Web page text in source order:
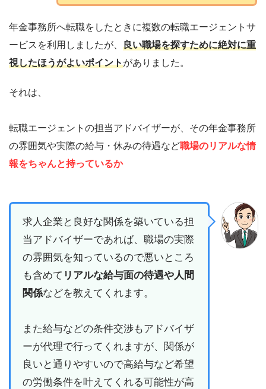
年金事務所へ転職をしたときに複数の転職エージェントサ
ービスを利用しましたが、 良い職場を探すために絶対に重
視したほうがよいポイントがありました。
それは、
転職エージェントの担当アドバイザーが、その年金事務所
の雰囲気や実際の給与・休みの待遇など職場のリアルな情
報をちゃんと持っているか
求人企業と良好な関係を築いている担
当アドバイザーであれば、職場の実際
の雰囲気を知っているので悪いところ
も含めて リアルな給与面の待遇や人間
関係などを教えてくれます。
また給与などの条件交渉もアドバイザ
ーが代理で行ってくれますが、関係が
良いと通りやすいので高給与など希望
の労働条件を叶えてくれる可能性が高